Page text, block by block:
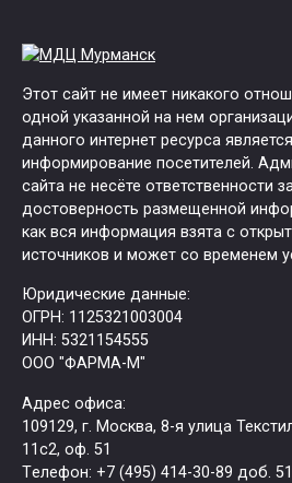
Этот сайт не имеет никакого
одной указанной на нем
данного интернет ресурса является
информирование посетителей.
сайта не несёте ответственности
достоверность размещенной
как вся информация взята с
источников и может со временем
Юридические данные:
ОГРН: 1125321003004
ИНН: 5321154555
ООО "ФАРМА-М"
Адрес офиса:
109129, г. Москва, ​8-я улица
11с2, оф. 51
Tелефон: +7 (495) 414-30-89 доб. 51